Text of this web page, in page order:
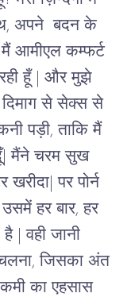
अपने  बदन के
मैं आमीएल कम्फर्ट
हूँ | और मुझे
दिमाग से सेक्स से
पड़ी, ताकि मैं
मैंने चरम सुख
खरीदा| पर पोर्न
हर बार, हर
| वही जानी
चलना, जिसका अंत
का एहसास